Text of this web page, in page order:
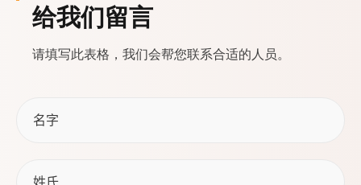
给我们留言
请填写此表格，我们会帮您联系合适的人员。